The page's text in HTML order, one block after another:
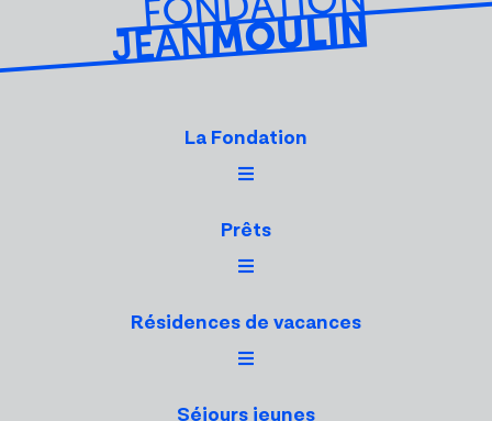
La Fondation
Prêts
Résidences de vacances
Séjours jeunes